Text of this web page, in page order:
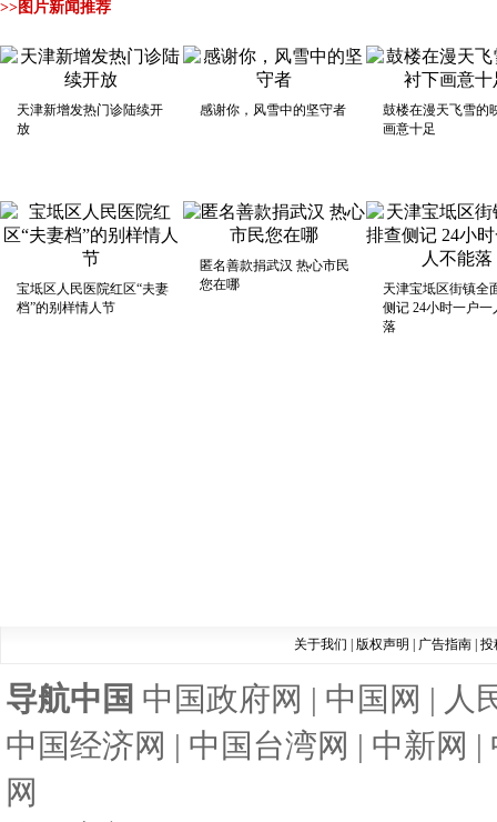
>>图片新闻推荐
天津新增发热门诊陆续开
放
感谢你，风雪中的坚守者
鼓楼在漫天飞雪的
画意十足
宝坻区人民医院红区“夫妻
档”的别样情人节
匿名善款捐武汉 热心市民
您在哪
天津宝坻区街镇全
侧记 24小时一户一
落
关于我们 版权声明 广告指南 投
导航中国 中国政府网 | 中国网 | 人
中国经济网 | 中国台湾网 | 中新网 |
网